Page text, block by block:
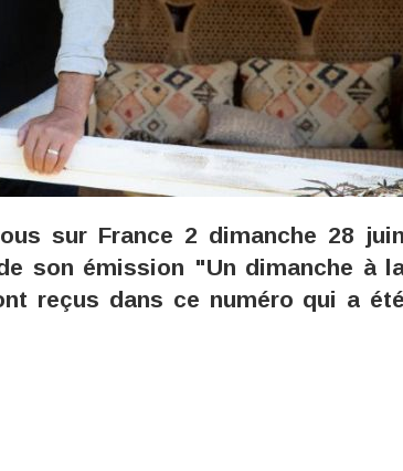
sur France 2 dimanche 28 juin
son émission "Un dimanche à
reçus dans ce numéro qui a été